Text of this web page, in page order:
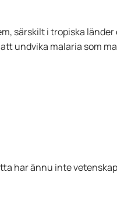
särskilt i tropiska länder
undvika malaria som
har ännu inte